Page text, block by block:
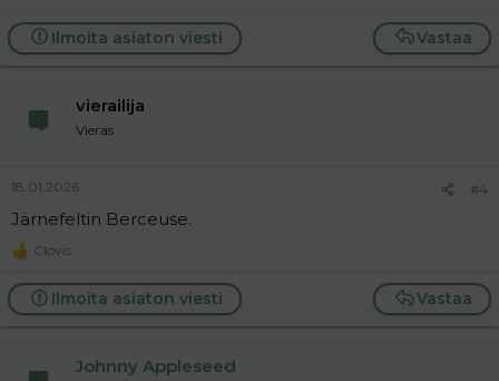
a
c
t
Vastaa
Ilmoita asiaton viesti
vierailija
Vieras
18.01.2026 #4
Järnefeltin Berceuse.
R
a
c
t
Clovis
Vastaa
Ilmoita asiaton viesti
Johnny Appleseed